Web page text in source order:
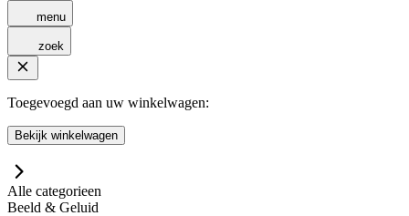
menu
zoek
Toegevoegd aan uw winkelwagen:
Bekijk winkelwagen
Alle categorieen
Beeld & Geluid